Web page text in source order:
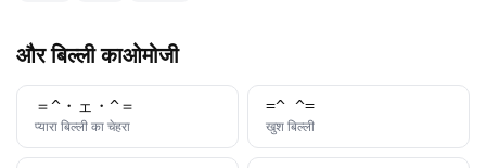
और बिल्ली काओमोजी
＝^・ェ・^＝
प्यारा बिल्ली का चेहराकाओमोजी
=^_^=
खुश बिल्लीकाओमोजी